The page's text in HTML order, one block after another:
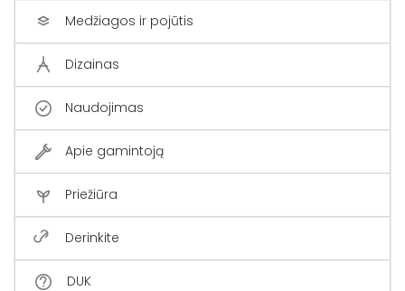
Medžiagos ir pojūtis
Dizainas
Naudojimas
Apie gamintoją
Priežiūra
Derinkite
DUK